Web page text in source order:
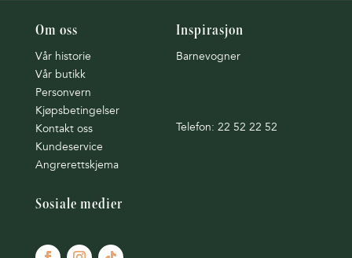
Om oss
Vår historie
Vår butikk
Personvern
Kjøpsbetingelser
Kontakt oss
Kundeservice
Angrerettskjema
Inspirasjon
Barnevogner
Telefon: 22 52 22 52
Sosiale medier